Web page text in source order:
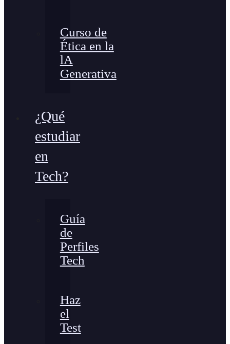
Curso de
Ética en la
lA
Generativa
¿Qué
estudiar
en
Tech?
Guía
de
Perfiles
Tech
Haz
el
Test